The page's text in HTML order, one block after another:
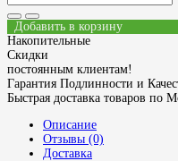
Добавить в корзину
Накопительные
Скидки
постоянным клиентам!
Гарантия Подлинности и
Быстрая доставка товаров по
Описание
Отзывы (0)
Доставка